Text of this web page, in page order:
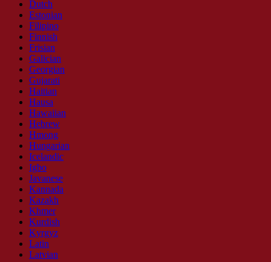
Dutch
Estonian
Filipino
Finnish
Frisian
Galician
Georgian
Gujarati
Haitian
Hausa
Hawaiian
Hebrew
Hmong
Hungarian
Icelandic
Igbo
Javanese
Kannada
Kazakh
Khmer
Kurdish
Kyrgyz
Latin
Latvian